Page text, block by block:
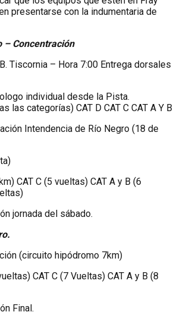
presentarse con la indumentaria de
– Concentración
Tiscornia – Hora 7:00 Entrega dorsales
individual desde la Pista.
las categorías) CAT D CAT C CAT A Y B
Intendencia de Río Negro (18 de
CAT C (5 vueltas) CAT A y B (6
jornada del sábado.
(circuito hipódromo 7km)
CAT C (7 Vueltas) CAT A y B (8
Final.